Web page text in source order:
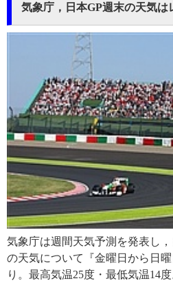
気象庁，日本GP週末の天気は
気象庁は週間天気予測を発表し
の天気について『金曜日から日
り。最高気温25度・最低気温14